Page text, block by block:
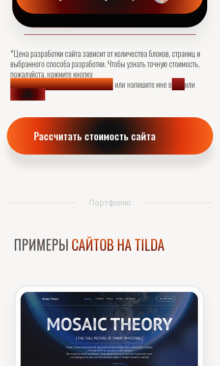
Разработка сайта для Inqlens
Смотреть кейс
Смотреть кейс